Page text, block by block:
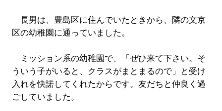
長男は、豊島区に住んでいたときから、隣の文京
区の幼稚園に通っていました。
ミッション系の幼稚園で、「ぜひ来て下さい。そ
ういう子がいると、クラスがまとまるので」と受け
入れを快諾してくれたからです。友だちと仲良く過
ごしていました。